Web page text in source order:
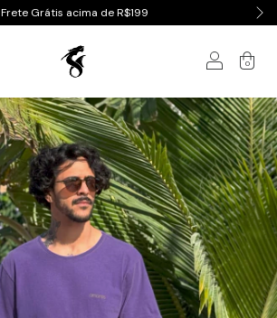
Frete Grátis acima de R$199
0